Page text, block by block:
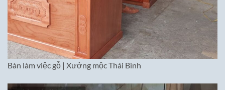
Bàn làm việc gỗ | Xưởng mộc Thái Bình